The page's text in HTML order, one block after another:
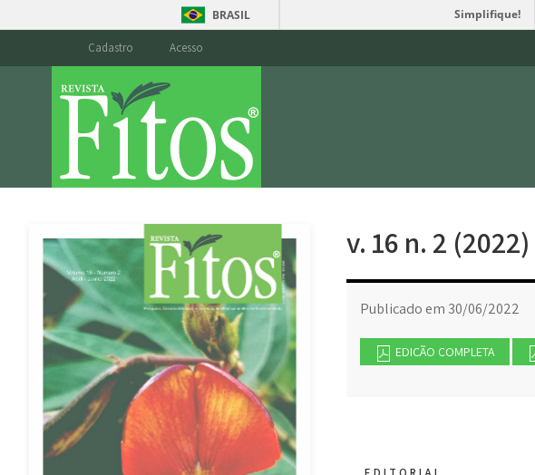
BRASIL Simplifique!
Cadastro Acesso
v. 16 n. 2 (2022)
Publicado em 30/06/2022
EDIÇÃO COMPLETA